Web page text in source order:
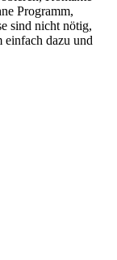
Programm,
sind nicht nötig,
dazu und